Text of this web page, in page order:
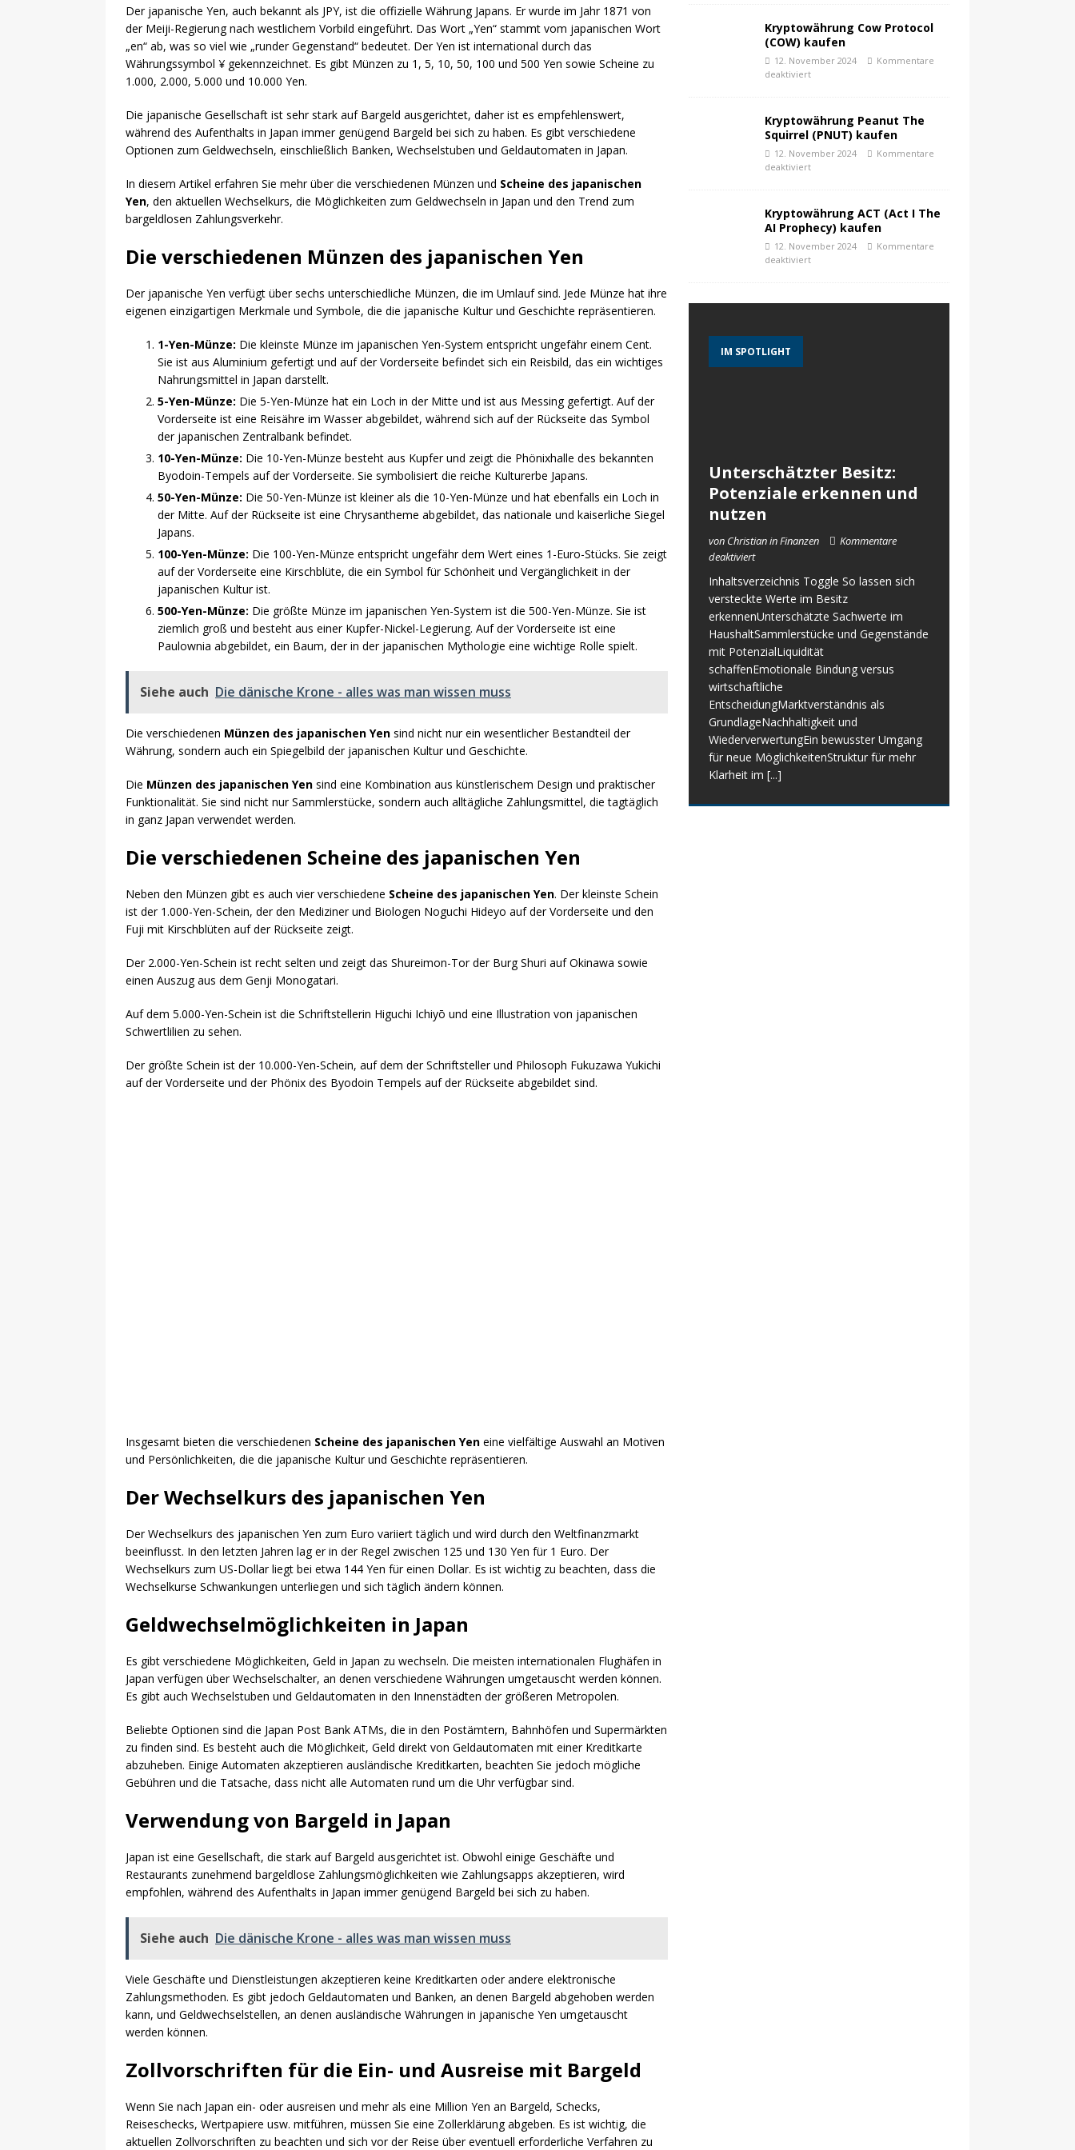
Der japanische Yen, auch bekannt als JPY, ist die offizielle Währung Japans. Er wurde im Jahr 1871 von
der Meiji-Regierung nach westlichem Vorbild eingeführt. Das Wort „Yen“ stammt vom japanischen Wort
„en“ ab, was so viel wie „runder Gegenstand“ bedeutet. Der Yen ist international durch das
Währungssymbol ¥ gekennzeichnet. Es gibt Münzen zu 1, 5, 10, 50, 100 und 500 Yen sowie Scheine zu
1.000, 2.000, 5.000 und 10.000 Yen.
Die japanische Gesellschaft ist sehr stark auf Bargeld ausgerichtet, daher ist es empfehlenswert,
während des Aufenthalts in Japan immer genügend Bargeld bei sich zu haben. Es gibt verschiedene
Optionen zum Geldwechseln, einschließlich Banken, Wechselstuben und Geldautomaten in Japan.
In diesem Artikel erfahren Sie mehr über die verschiedenen Münzen und Scheine des japanischen
Yen, den aktuellen Wechselkurs, die Möglichkeiten zum Geldwechseln in Japan und den Trend zum
bargeldlosen Zahlungsverkehr.
Die verschiedenen Münzen des japanischen Yen
Der japanische Yen verfügt über sechs unterschiedliche Münzen, die im Umlauf sind. Jede Münze hat ihre
eigenen einzigartigen Merkmale und Symbole, die die japanische Kultur und Geschichte repräsentieren.
1-Yen-Münze: Die kleinste Münze im japanischen Yen-System entspricht ungefähr einem Cent.
Sie ist aus Aluminium gefertigt und auf der Vorderseite befindet sich ein Reisbild, das ein wichtiges
Nahrungsmittel in Japan darstellt.
5-Yen-Münze: Die 5-Yen-Münze hat ein Loch in der Mitte und ist aus Messing gefertigt. Auf der
Vorderseite ist eine Reisähre im Wasser abgebildet, während sich auf der Rückseite das Symbol
der japanischen Zentralbank befindet.
10-Yen-Münze: Die 10-Yen-Münze besteht aus Kupfer und zeigt die Phönixhalle des bekannten
Byodoin-Tempels auf der Vorderseite. Sie symbolisiert die reiche Kulturerbe Japans.
50-Yen-Münze: Die 50-Yen-Münze ist kleiner als die 10-Yen-Münze und hat ebenfalls ein Loch in
der Mitte. Auf der Rückseite ist eine Chrysantheme abgebildet, das nationale und kaiserliche Siegel
Japans.
100-Yen-Münze: Die 100-Yen-Münze entspricht ungefähr dem Wert eines 1-Euro-Stücks. Sie zeigt
auf der Vorderseite eine Kirschblüte, die ein Symbol für Schönheit und Vergänglichkeit in der
japanischen Kultur ist.
500-Yen-Münze: Die größte Münze im japanischen Yen-System ist die 500-Yen-Münze. Sie ist
ziemlich groß und besteht aus einer Kupfer-Nickel-Legierung. Auf der Vorderseite ist eine
Paulownia abgebildet, ein Baum, der in der japanischen Mythologie eine wichtige Rolle spielt.
Siehe auch Die dänische Krone - alles was man wissen muss
Die verschiedenen Münzen des japanischen Yen sind nicht nur ein wesentlicher Bestandteil der
Währung, sondern auch ein Spiegelbild der japanischen Kultur und Geschichte.
Die Münzen des japanischen Yen sind eine Kombination aus künstlerischem Design und praktischer
Funktionalität. Sie sind nicht nur Sammlerstücke, sondern auch alltägliche Zahlungsmittel, die tagtäglich
in ganz Japan verwendet werden.
Die verschiedenen Scheine des japanischen Yen
Neben den Münzen gibt es auch vier verschiedene Scheine des japanischen Yen. Der kleinste Schein
ist der 1.000-Yen-Schein, der den Mediziner und Biologen Noguchi Hideyo auf der Vorderseite und den
Fuji mit Kirschblüten auf der Rückseite zeigt.
Der 2.000-Yen-Schein ist recht selten und zeigt das Shureimon-Tor der Burg Shuri auf Okinawa sowie
einen Auszug aus dem Genji Monogatari.
Auf dem 5.000-Yen-Schein ist die Schriftstellerin Higuchi Ichiyō und eine Illustration von japanischen
Schwertlilien zu sehen.
Der größte Schein ist der 10.000-Yen-Schein, auf dem der Schriftsteller und Philosoph Fukuzawa Yukichi
auf der Vorderseite und der Phönix des Byodoin Tempels auf der Rückseite abgebildet sind.
Insgesamt bieten die verschiedenen Scheine des japanischen Yen eine vielfältige Auswahl an Motiven
und Persönlichkeiten, die die japanische Kultur und Geschichte repräsentieren.
Der Wechselkurs des japanischen Yen
Der Wechselkurs des japanischen Yen zum Euro variiert täglich und wird durch den Weltfinanzmarkt
beeinflusst. In den letzten Jahren lag er in der Regel zwischen 125 und 130 Yen für 1 Euro. Der
Wechselkurs zum US-Dollar liegt bei etwa 144 Yen für einen Dollar. Es ist wichtig zu beachten, dass die
Wechselkurse Schwankungen unterliegen und sich täglich ändern können.
Geldwechselmöglichkeiten in Japan
Es gibt verschiedene Möglichkeiten, Geld in Japan zu wechseln. Die meisten internationalen Flughäfen in
Japan verfügen über Wechselschalter, an denen verschiedene Währungen umgetauscht werden können.
Es gibt auch Wechselstuben und Geldautomaten in den Innenstädten der größeren Metropolen.
Beliebte Optionen sind die Japan Post Bank ATMs, die in den Postämtern, Bahnhöfen und Supermärkten
zu finden sind. Es besteht auch die Möglichkeit, Geld direkt von Geldautomaten mit einer Kreditkarte
abzuheben. Einige Automaten akzeptieren ausländische Kreditkarten, beachten Sie jedoch mögliche
Gebühren und die Tatsache, dass nicht alle Automaten rund um die Uhr verfügbar sind.
Verwendung von Bargeld in Japan
Japan ist eine Gesellschaft, die stark auf Bargeld ausgerichtet ist. Obwohl einige Geschäfte und
Restaurants zunehmend bargeldlose Zahlungsmöglichkeiten wie Zahlungsapps akzeptieren, wird
empfohlen, während des Aufenthalts in Japan immer genügend Bargeld bei sich zu haben.
Siehe auch Die dänische Krone - alles was man wissen muss
Viele Geschäfte und Dienstleistungen akzeptieren keine Kreditkarten oder andere elektronische
Zahlungsmethoden. Es gibt jedoch Geldautomaten und Banken, an denen Bargeld abgehoben werden
kann, und Geldwechselstellen, an denen ausländische Währungen in japanische Yen umgetauscht
werden können.
Zollvorschriften für die Ein- und Ausreise mit Bargeld
Wenn Sie nach Japan ein- oder ausreisen und mehr als eine Million Yen an Bargeld, Schecks,
Reiseschecks, Wertpapiere usw. mitführen, müssen Sie eine Zollerklärung abgeben. Es ist wichtig, die
aktuellen Zollvorschriften zu beachten und sich vor der Reise über eventuell erforderliche Verfahren zu
Kryptowährung Cow Protocol
(COW) kaufen
12. November 2024
Kommentare
deaktiviert
Kryptowährung Peanut The
Squirrel (PNUT) kaufen
12. November 2024
Kommentare
deaktiviert
Kryptowährung ACT (Act I The
AI Prophecy) kaufen
12. November 2024
Kommentare
deaktiviert
IM SPOTLIGHT
Unterschätzter Besitz:
Potenziale erkennen und
nutzen
von Christian in Finanzen
Kommentare
deaktiviert
Inhaltsverzeichnis Toggle So lassen sich
versteckte Werte im Besitz
erkennenUnterschätzte Sachwerte im
HaushaltSammlerstücke und Gegenstände
mit PotenzialLiquidität
schaffenEmotionale Bindung versus
wirtschaftliche
EntscheidungMarktverständnis als
GrundlageNachhaltigkeit und
WiederverwertungEin bewusster Umgang
für neue MöglichkeitenStruktur für mehr
Klarheit im [...]